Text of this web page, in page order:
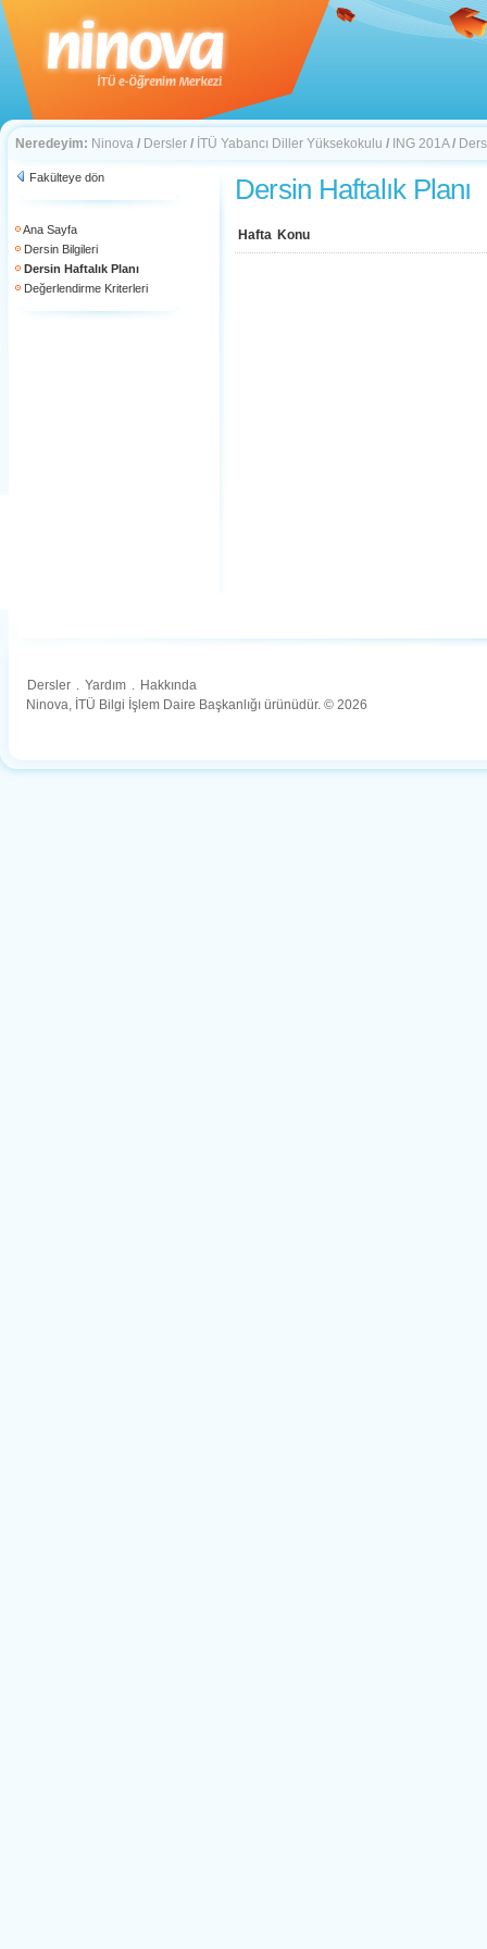
Neredeyim: Ninova / Dersler / İTÜ Yabancı Diller Yüksekokulu / ING 201A /
Fakülteye dön
Ana Sayfa
Dersin Bilgileri
Dersin Haftalık Planı
Değerlendirme Kriterleri
Dersin Haftalık Planı
Hafta Konu
Dersler . Yardım . Hakkında
Ninova, İTÜ Bilgi İşlem Daire Başkanlığı ürünüdür. © 2026